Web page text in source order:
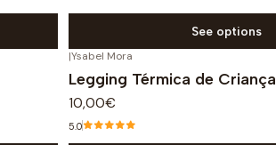
See options
|Ysabel Mora
Legging Térmica de Criança
10,00€
5.0